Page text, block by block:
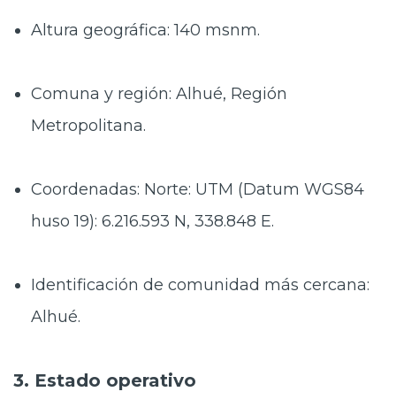
Altura geográfica: 140 msnm.
Comuna y región: Alhué, Región
Metropolitana.
Coordenadas: Norte: UTM (Datum WGS84
huso 19): 6.216.593 N, 338.848 E.
Identificación de comunidad más cercana:
Alhué.
3. Estado operativo